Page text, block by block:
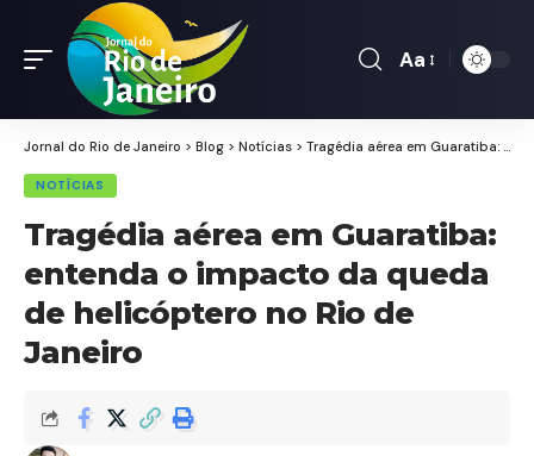
Font
Aa
Jornal do Rio de Janeiro > Blog > Notícias > Tragédia aérea em Guaratiba: entenda o impacto da queda de helicóptero no Rio de Janeiro
NOTÍCIAS
Tragédia aérea em Guaratiba:
entenda o impacto da queda
de helicóptero no Rio de
Janeiro